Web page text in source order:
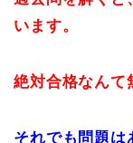
います。
絶対合格なんて
それでも問題は